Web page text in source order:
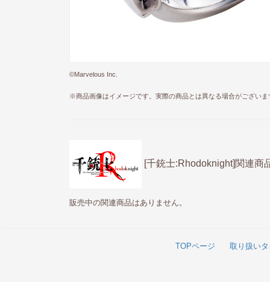
©Marvelous Inc.
※商品画像はイメージです。実際の商品とは異なる場合がございま
[千銃士:Rhodoknight]関連商
販売中の関連商品はありません。
TOPページ 取り扱い